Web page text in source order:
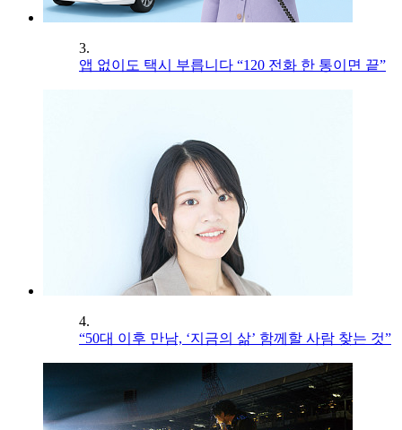
3.
앱 없이도 택시 부릅니다 “120 전화 한 통이면 끝”
4.
“50대 이후 만남, ‘지금의 삶’ 함께할 사람 찾는 것”